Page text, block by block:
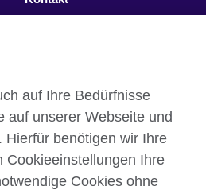
YouTube
Instagram
auf Ihre Bedürfnisse
auf unserer Webseite und
Hierfür benötigen wir Ihre
Cookieeinstellungen Ihre
Cookies ohne